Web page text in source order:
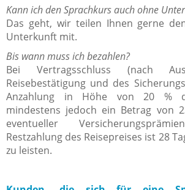
Kann ich den Sprachkurs auch ohne
Das geht, wir teilen Ihnen gerne
Unterkunft mit.
Bis wann muss ich bezahlen?
Bei Vertragsschluss (nach
Reisebestätigung und des
Anzahlung in Höhe von 20 %
mindestens jedoch ein Betrag von
eventueller
Restzahlung des Reisepreises ist 28
zu leisten.